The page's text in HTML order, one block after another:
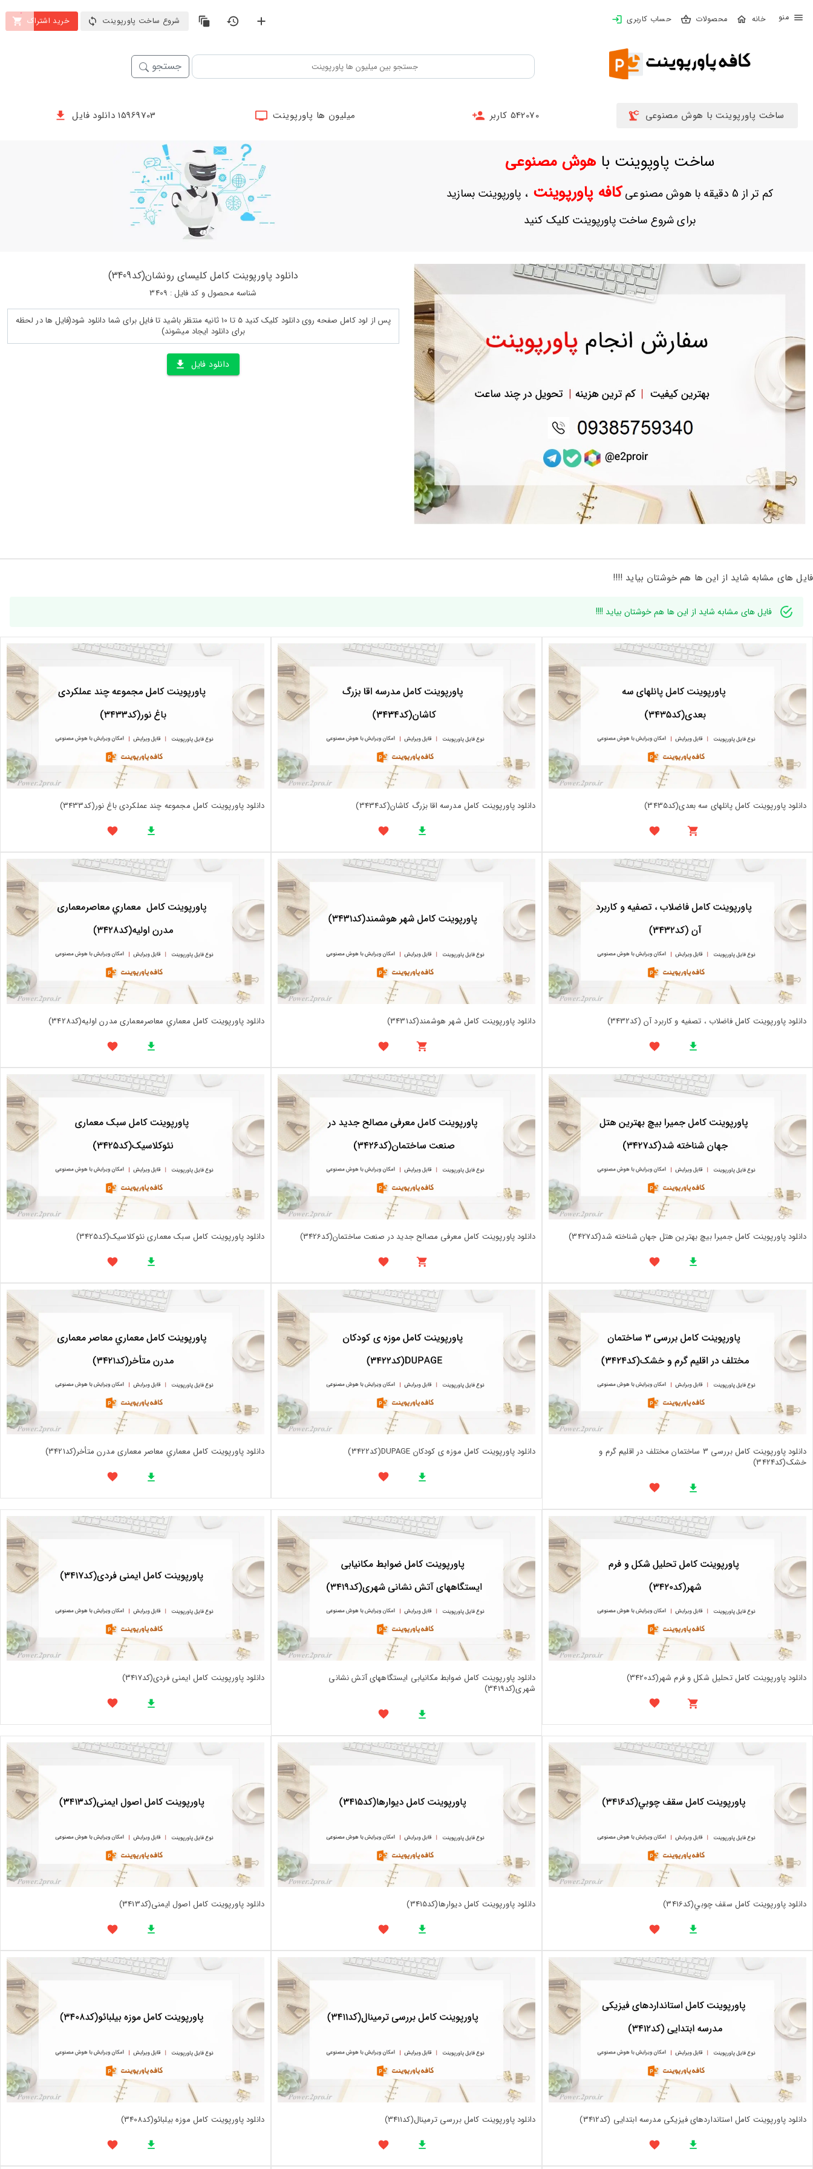
محصولات حساب کاربری شروع ساخت پاورپوینت خرید اشتراک
بستن
اشتراک
ساخت
بازیابی
مندی
ها
جستجو
ساخت پاورپوینت با هوش مصنوعی 542070 کاربر میلیون ها پاورپوینت 15969703 دانلود فایل
ساخت پاوپوینت باهوش مصنوعی
کم تر از 5 دقیقه با هوش مصنوعی کافه پاورپوینت، پاورپوینت بسازید
برای شروع ساخت پاورپوینت کلیک کنید
دانلود پاورپوینت کامل کلیسای رونشان(کد3409)
شناسه محصول و کد فایل : 3409
پس از لود کامل صفحه روی دانلود کلیک کنید 5 تا 10 ثانیه منتظر باشید تا فایل برای شما دانلود شود(فایل ها در لحظه
برای دانلود ایجاد میشوند)
دانلود فایل
فایل های مشابه شاید از این ها هم خوشتان بیاید !!!!
فایل های مشابه شاید از این ها هم خوشتان بیاید !!!!
دانلود پاورپوینت کامل پانلهای سه بعدی(کد3435) دانلود پاورپوینت کامل مدرسه اقا بزرگ کاشان(کد3434) دانلود پاورپوینت کامل مجموعه چند عملکردی باغ نور(کد3433)
دانلود پاورپوینت کامل فاضلاب ، تصفیه و کاربرد آن (کد3432) دانلود پاورپوینت کامل شهر هوشمند(کد3431) دانلود پاورپوینت کامل معماري معاصرمعماری مدرن اولیه(کد3428)
دانلود پاورپوینت کامل جميرا بيچ بهترين هتل جهان شناخته شد(کد3427) دانلود پاورپوینت کامل معرفی مصالح جدید در صنعت ساختمان(کد3426) دانلود پاورپوینت کامل سبک معماری نئوکلاسیک(کد3425)
دانلود پاورپوینت کامل بررسی 3 ساختمان مختلف در اقلیم گرم و
خشک(کد3424)
دانلود پاورپوینت کامل موزه ی کودکان DUPAGE(کد3422) دانلود پاورپوینت کامل معماري معاصر معماری مدرن متأخر(کد3421)
دانلود پاورپوینت کامل تحلیل شکل و فرم شهر(کد3420)
دانلود پاورپوینت کامل ضوابط مکانیابی ایستگاههای آتش نشانی
شهری(کد3419)
دانلود پاورپوینت کامل ایمنی فردی(کد3417)
دانلود پاورپوینت کامل سقف چوبي(کد3416) دانلود پاورپوینت کامل ديوارها(کد3415) دانلود پاورپوینت کامل اصول ایمنی(کد3413)
دانلود پاورپوینت کامل استانداردهای فیزیکی مدرسه ابتدایی (کد3412) دانلود پاورپوینت کامل بررسی ترمینال(کد3411) دانلود پاورپوینت کامل موزه بیلبائو(کد3408)